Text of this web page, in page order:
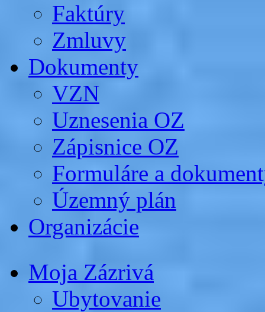
Faktúry
Zmluvy
Dokumenty
VZN
Uznesenia OZ
Zápisnice OZ
Formuláre a
Územný plán
Organizácie
Moja Zázrivá
Ubytovanie